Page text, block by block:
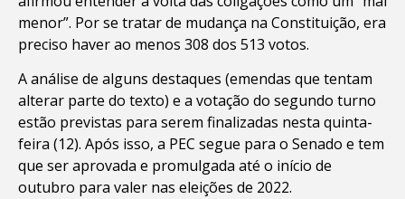
menor”. Por se tratar de mudança na Constituição, era
preciso haver ao menos 308 dos 513 votos.
A análise de alguns destaques (emendas que tentam
alterar parte do texto) e a votação do segundo turno
estão previstas para serem finalizadas nesta quinta-
feira (12). Após isso, a PEC segue para o Senado e tem
que ser aprovada e promulgada até o início de
outubro para valer nas eleições de 2022.